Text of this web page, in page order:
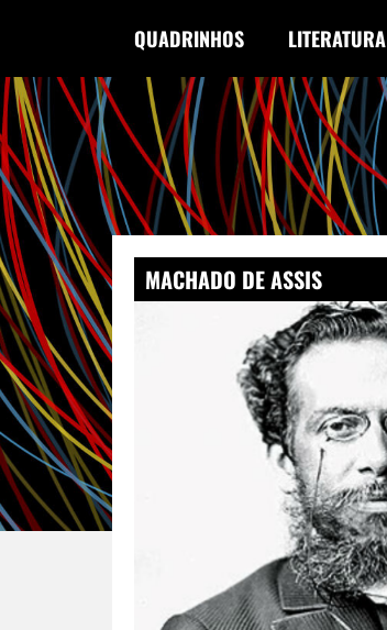
QUADRINHOS LITERATURA
MACHADO DE ASSIS